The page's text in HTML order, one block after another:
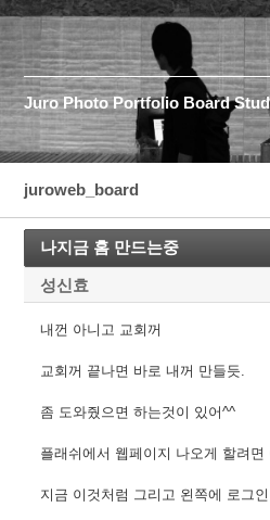
Juro Photo Portfolio Board
juroweb_board
나지금 홈 만드는중
성신효
내껀 아니고 교회꺼
교회꺼 끝나면 바로 내꺼 만들듯.
좀 도와줬으면 하는것이 있어^^
플래쉬에서 웹페이지 나오게 할려면
지금 이것처럼 그리고 왼쪽에 로그